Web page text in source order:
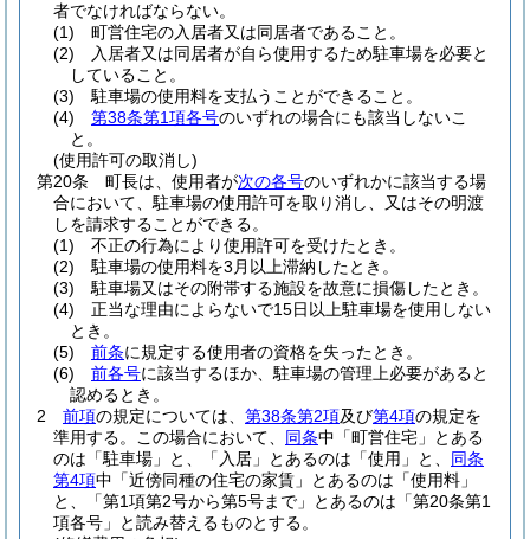
者でなければならない。
(1)
町営住宅の入居者又は同居者であること。
(2)
入居者又は同居者が自ら使用するため駐車場を必要と
していること。
(3)
駐車場の使用料を支払うことができること。
(4)
第38条第1項各号のいずれの場合にも該当しないこ
と。
(使用許可の取消し)
第20条
町長は、使用者が次の各号のいずれかに該当する場
合において、駐車場の使用許可を取り消し、又はその明渡
しを請求することができる。
(1)
不正の行為により使用許可を受けたとき。
(2)
駐車場の使用料を3月以上滞納したとき。
(3)
駐車場又はその附帯する施設を故意に損傷したとき。
(4)
正当な理由によらないで15日以上駐車場を使用しない
とき。
(5)
前条に規定する使用者の資格を失ったとき。
(6)
前各号に該当するほか、駐車場の管理上必要があると
認めるとき。
2
前項の規定については、 第38条第2項及び第4項の規定を
準用する。
この場合において、 同条中「町営住宅」とある
のは「駐車場」と、「入居」とあるのは「使用」と、 同条
第4項中「近傍同種の住宅の家賃」とあるのは「使用料」
と、「第1項第2号から第5号まで」とあるのは「第20条第1
項各号」と読み替えるものとする。